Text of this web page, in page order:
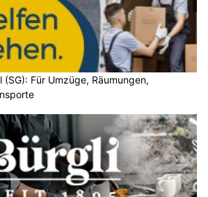
Für Umzüge, Räumungen,